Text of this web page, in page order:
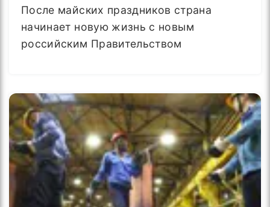
После майских праздников страна
начинает новую жизнь с новым
российским Правительством